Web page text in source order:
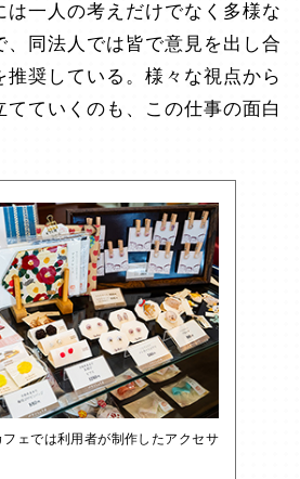
は一人の考えだけでなく多様な
、同法人では皆で意見を出し合
推奨している。様々な視点から
てていくのも、この仕事の面白
ェでは利用者が制作したアクセサ